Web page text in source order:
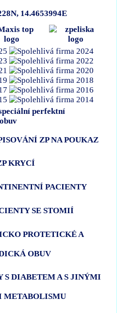
14.4653994E
ZP NA POUKAZ
KRYCÍ
PACIENTY
SE STOMIÍ
PROTETICKÉ A
OBUV
S DIABETEM A S JINÝMI
METABOLISMU